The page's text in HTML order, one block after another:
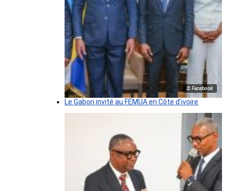
© Facebook
Le Gabon invité au FEMUA en Côte d’ivoire